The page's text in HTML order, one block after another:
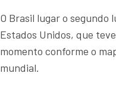
O Brasil lugar o segundo
Estados Unidos, que
momento conforme o
mundial.